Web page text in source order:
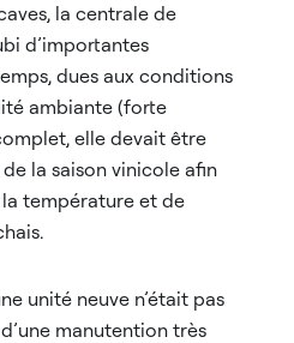
la centrale de
d’importantes
dues aux conditions
ambiante (forte
elle devait être
la saison vinicole afin
la température et de
unité neuve n’était pas
manutention très